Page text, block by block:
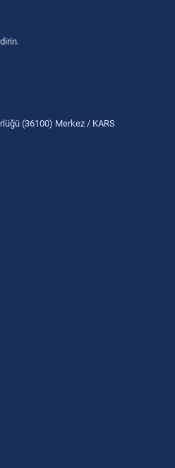
(36100) Merkez / KARS